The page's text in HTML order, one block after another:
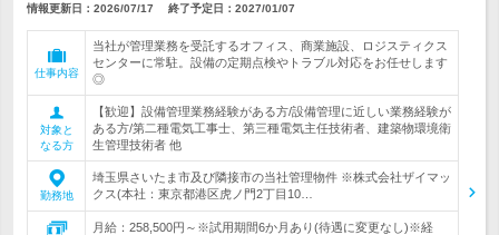
情報更新日：2026/07/17 終了予定日： 2027/01/07
仕事内容
当社が管理業務を受託するオフィス、商業施設、ロジスティクス
センターに常駐。設備の定期点検やトラブル対応をお任せします
◎
対象と
なる方
【歓迎】設備管理業務経験がある方/設備管理に近しい業務経験が
ある方/第二種電気工事士、第三種電気主任技術者、建築物環境衛
生管理技術者 他
勤務地
埼玉県さいたま市及び隣接市の当社管理物件 ※株式会社ザイマッ
クス(本社：東京都港区虎ノ門2丁目10…
月給：258,500円～※試用期間6か月あり(待遇に変更なし)※経